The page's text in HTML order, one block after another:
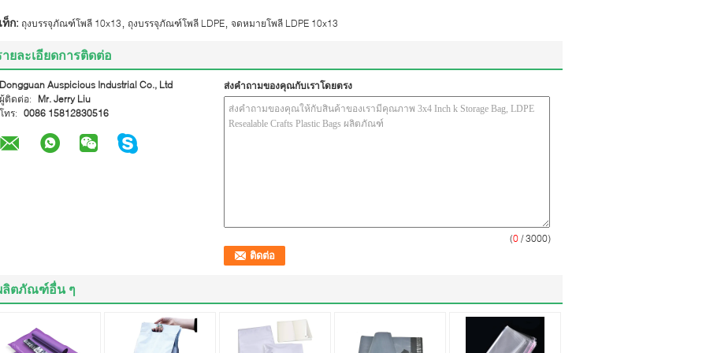
ก: ถุงบรรจุภัณฑ์โพลี 10x13 ถุงบรรจุภัณฑ์โพลี LDPE จดหมายโพลี LDPE 10x13
ายละเอียดการติดต่อ
Dongguan Auspicious Industrial Co., Ltd
ผู้ติดต่อ:
Mr. Jerry Liu
โทร: 0086 15812830516
ส่งคำถามของคุณกับเราโดยตรง
(0 / 3000)
ลิตภัณฑ์อื่น ๆ